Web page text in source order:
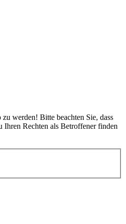
werden! Bitte beachten Sie, dass
Rechten als Betroffener finden